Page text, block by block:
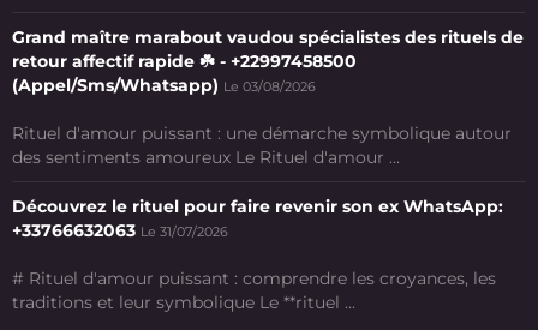
Grand maître marabout vaudou spécialistes des rituels de
retour affectif rapide ☘️ - +22997458500
(Appel/Sms/Whatsapp) Le 03/08/2026
Rituel d'amour puissant : une démarche symbolique autour
des sentiments amoureux Le Rituel d'amour ...
Découvrez le rituel pour faire revenir son ex WhatsApp:
+33766632063 Le 31/07/2026
# Rituel d'amour puissant : comprendre les croyances, les
traditions et leur symbolique Le **rituel ...